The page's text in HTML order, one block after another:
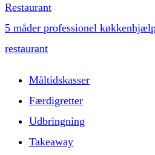
Restaurant
5 måder professionel
restaurant
Måltidskasser
Færdigretter
Udbringning
Takeaway